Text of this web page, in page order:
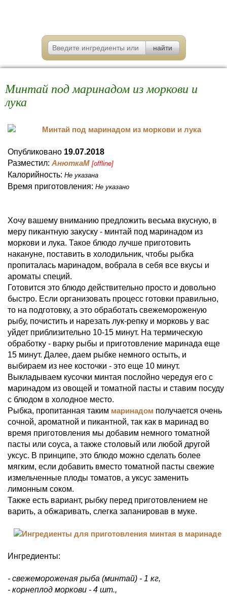
Минтай под маринадом из моркови и
лука
Опубликовано 19.07.2018
Разместил: АнюткаM [offline]
Калорийность: Не указана
Время приготовления: Не указано
Хочу вашему вниманию предложить весьма вкусную, в
меру пикантную закуску - минтай под маринадом из
моркови и лука. Такое блюдо лучше приготовить
накануне, поставить в холодильник, чтобы рыбка
пропиталась маринадом, вобрала в себя все вкусы и
ароматы специй.
Готовится это блюдо действительно просто и довольно
быстро. Если организовать процесс готовки правильно,
то на подготовку, а это обработать свежемороженую
рыбу, почистить и нарезать лук-репку и морковь у вас
уйдет приблизительно 10-15 минут. На термическую
обработку - варку рыбы и приготовление маринада еще
15 минут. Далее, даем рыбке немного остыть, и
выбираем из нее косточки - это еще 10 минут.
Выкладываем кусочки минтая послойно чередуя его с
маринадом из овощей и томатной пасты и ставим посуду
с блюдом в холодное место.
Рыбка, пропитанная таким маринадом получается очень
сочной, ароматной и пикантной, так как в маринад во
время приготовления мы добавим немного томатной
пасты или соуса, а также столовый или любой другой
уксус. В принципе, это блюдо можно сделать более
мягким, если добавить вместо томатной пасты свежие
измельченные плоды томатов, а уксус заменить
лимонным соком.
Также есть вариант, рыбку перед приготовлением не
варить, а обжаривать, слегка запанировав в муке.
Ингредиенты:
- свежемороженая рыба (минтай) - 1 кг,
- корнеплод моркови - 4 шт.,